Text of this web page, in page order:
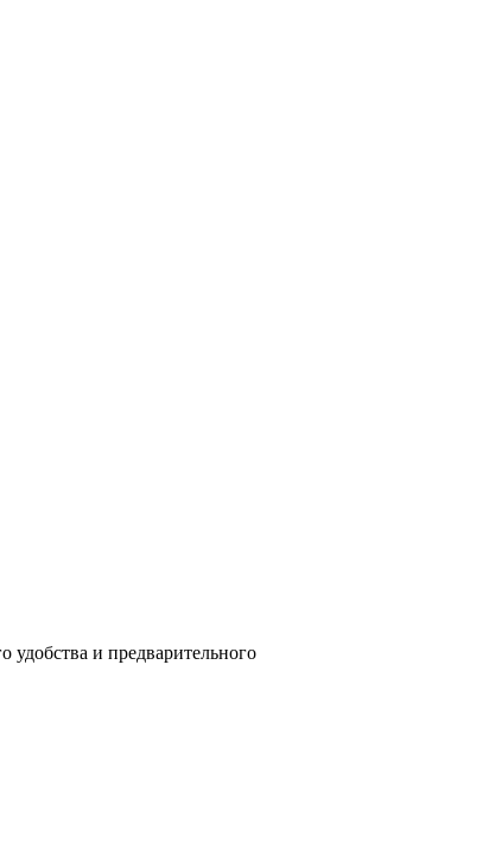
и предварительного